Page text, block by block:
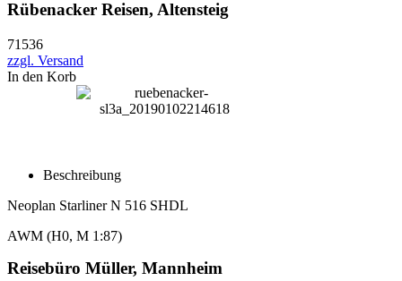
Rübenacker Reisen, Altensteig
71536
zzgl. Versand
In den Korb
Beschreibung
Neoplan Starliner N 516 SHDL
AWM (H0, M 1:87)
Reisebüro Müller, Mannheim